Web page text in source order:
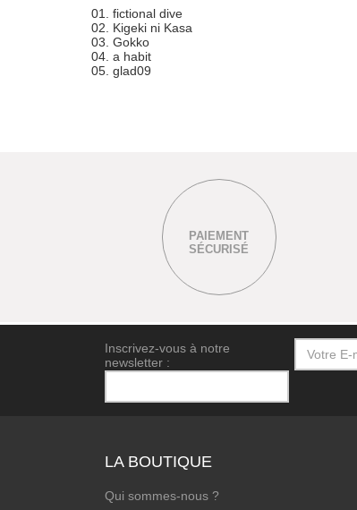
01. fictional dive
02. Kigeki ni Kasa
03. Gokko
04. a habit
05. glad09
PAIEMENT
SÉCURISÉ
Inscrivez-vous à notre
newsletter :
LA BOUTIQUE
Qui sommes-nous ?